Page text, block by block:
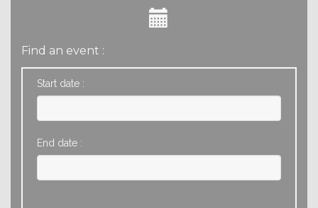
Find an event :
Start date :
End date :